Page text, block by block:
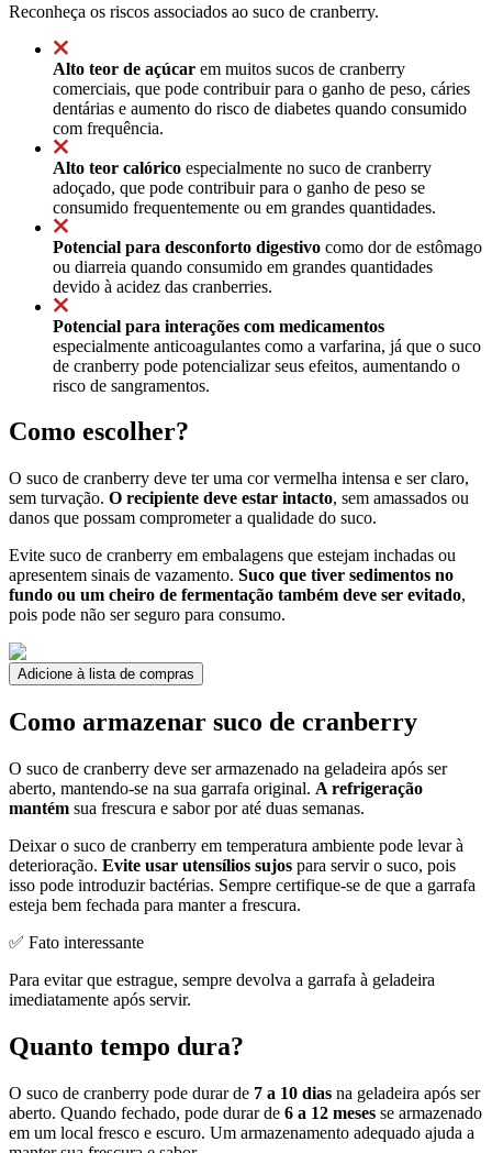
Reconheça os riscos associados ao suco de cranberry.
Alto teor de açúcar em muitos sucos de cranberry
comerciais, que pode contribuir para o ganho de peso, cáries
dentárias e aumento do risco de diabetes quando consumido
com frequência.
Alto teor calórico especialmente no suco de cranberry
adoçado, que pode contribuir para o ganho de peso se
consumido frequentemente ou em grandes quantidades.
Potencial para desconforto digestivo como dor de estômago
ou diarreia quando consumido em grandes quantidades
devido à acidez das cranberries.
Potencial para interações com medicamentos
especialmente anticoagulantes como a varfarina, já que o suco
de cranberry pode potencializar seus efeitos, aumentando o
risco de sangramentos.
Como escolher?
O suco de cranberry deve ter uma cor vermelha intensa e ser claro,
sem turvação. O recipiente deve estar intacto, sem amassados ou
danos que possam comprometer a qualidade do suco.
Evite suco de cranberry em embalagens que estejam inchadas ou
apresentem sinais de vazamento. Suco que tiver sedimentos no
fundo ou um cheiro de fermentação também deve ser evitado,
pois pode não ser seguro para consumo.
Adicione à lista de compras
Como armazenar suco de cranberry
O suco de cranberry deve ser armazenado na geladeira após ser
aberto, mantendo-se na sua garrafa original. A refrigeração
mantém sua frescura e sabor por até duas semanas.
Deixar o suco de cranberry em temperatura ambiente pode levar à
deterioração. Evite usar utensílios sujos para servir o suco, pois
isso pode introduzir bactérias. Sempre certifique-se de que a garrafa
esteja bem fechada para manter a frescura.
✅ Fato interessante
Para evitar que estrague, sempre devolva a garrafa à geladeira
imediatamente após servir.
Quanto tempo dura?
O suco de cranberry pode durar de 7 a 10 dias na geladeira após ser
aberto. Quando fechado, pode durar de 6 a 12 meses se armazenado
em um local fresco e escuro. Um armazenamento adequado ajuda a